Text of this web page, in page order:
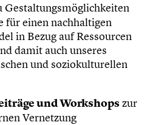
Gestaltungsmöglichkeiten
für einen nachhaltigen
in Bezug auf Ressourcen
damit auch unseres
und soziokulturellen
und Workshops zur
Vernetzung